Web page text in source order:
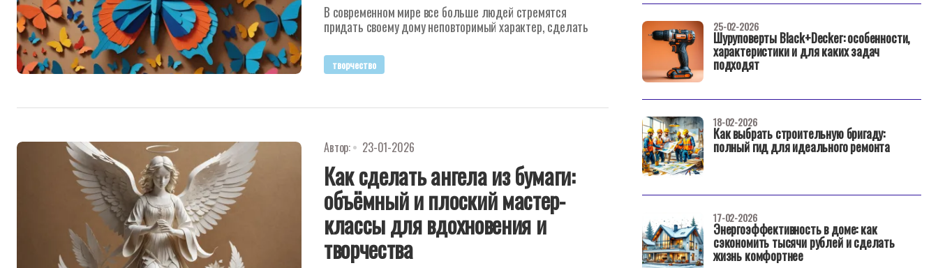
В современном мире все больше людей стремятся
придать своему дому неповторимый характер, сделать
творчество
Автор: 23-01-2026
Как сделать ангела из бумаги:
объёмный и плоский мастер-
классы для вдохновения и
творчества
Шуруповерты Black+Decker: особенности,
характеристики и для каких задач
подходят
25-02-2026
Как выбрать строительную бригаду:
полный гид для идеального ремонта
18-02-2026
Энергоэффективность в доме: как
сэкономить тысячи рублей и сделать
жизнь комфортнее
17-02-2026